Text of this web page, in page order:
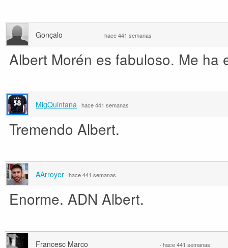
Gonçalo · hace 441 semanas
Albert Morén es fabuloso. Me ha
MigQuintana · hace 441 semanas
Tremendo Albert.
AArroyer · hace 441 semanas
Enorme. ADN Albert.
Francesc Marco · hace 441 semanas